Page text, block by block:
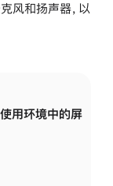
风和扬声器，以
用环境中的屏